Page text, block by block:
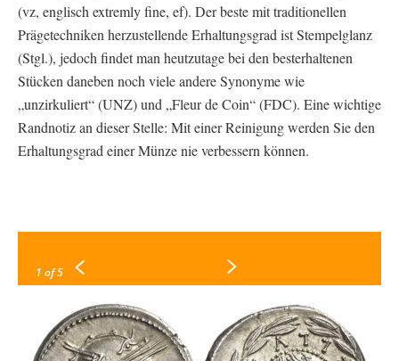
(vz, englisch extremly fine, ef). Der beste mit traditionellen
Prägetechniken herzustellende Erhaltungsgrad ist Stempelglanz
(Stgl.), jedoch findet man heutzutage bei den besterhaltenen
Stücken daneben noch viele andere Synonyme wie
„unzirkuliert“ (UNZ) und „Fleur de Coin“ (FDC). Eine wichtige
Randnotiz an dieser Stelle: Mit einer Reinigung werden Sie den
Erhaltungsgrad einer Münze nie verbessern können.
1 of 5